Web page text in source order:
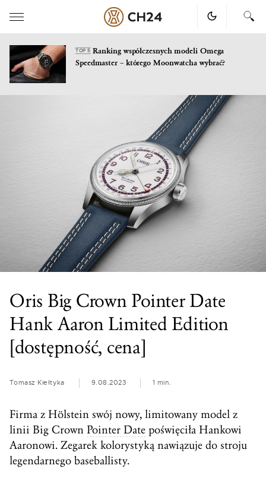
TOP 5Ranking współczesnych modeli Omega
Speedmaster – którego Moonwatcha wybrać?
Oris Big Crown Pointer Date
Hank Aaron Limited Edition
[dostępność, cena]
Tomasz Kiełtyka 9.08.2023 1 min.
Firma z Hölstein swój nowy, limitowany model z
linii Big Crown Pointer Date poświęciła Hankowi
Aaronowi. Zegarek kolorystyką nawiązuje do stroju
legendarnego baseballisty.